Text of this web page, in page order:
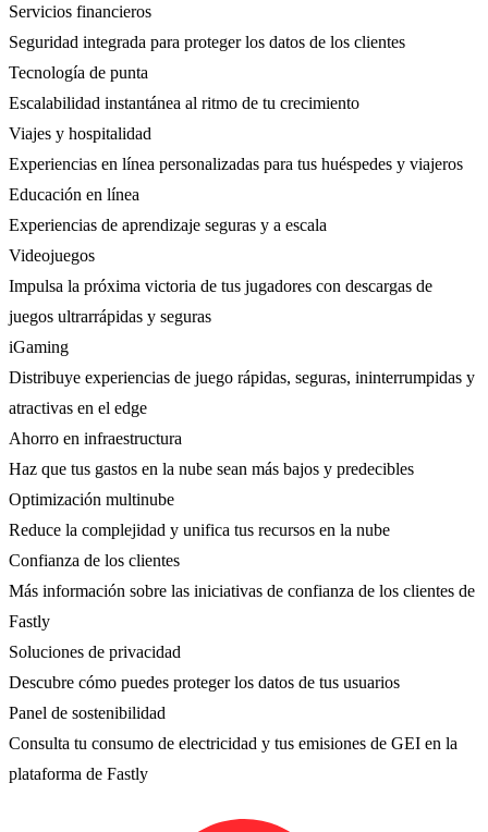
Servicios financieros
Seguridad integrada para proteger los datos de los clientes
Tecnología de punta
Escalabilidad instantánea al ritmo de tu crecimiento
Viajes y hospitalidad
Experiencias en línea personalizadas para tus huéspedes y viajeros
Educación en línea
Experiencias de aprendizaje seguras y a escala
Videojuegos
Impulsa la próxima victoria de tus jugadores con descargas de
juegos ultrarrápidas y seguras
iGaming
Distribuye experiencias de juego rápidas, seguras, ininterrumpidas y
atractivas en el edge
Ahorro en infraestructura
Haz que tus gastos en la nube sean más bajos y predecibles
Optimización multinube
Reduce la complejidad y unifica tus recursos en la nube
Confianza de los clientes
Más información sobre las iniciativas de confianza de los clientes de
Fastly
Soluciones de privacidad
Descubre cómo puedes proteger los datos de tus usuarios
Panel de sostenibilidad
Consulta tu consumo de electricidad y tus emisiones de GEI en la
plataforma de Fastly